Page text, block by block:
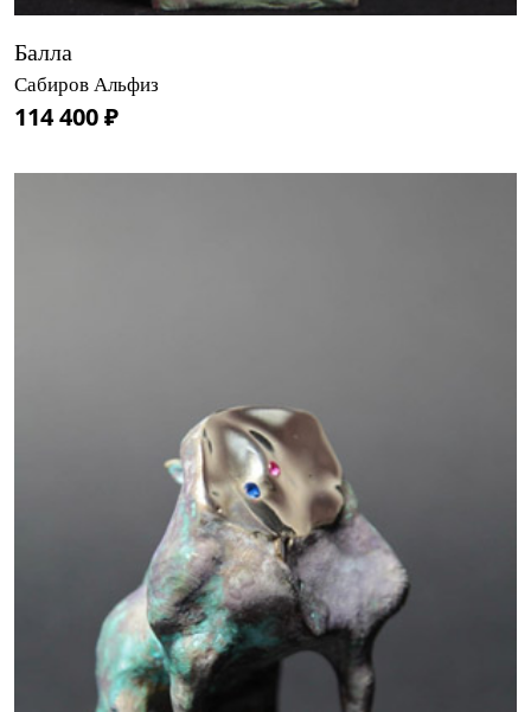
Балла
Сабиров Альфиз
114 400 ₽